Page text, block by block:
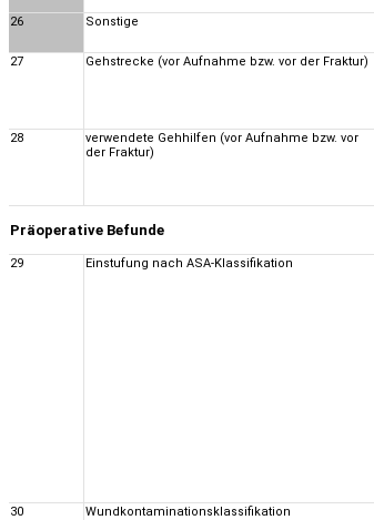
26 Sonstige
27 Gehstrecke (vor Aufnahme bzw. vor der Fraktur)
28
verwendete Gehhilfen (vor Aufnahme bzw. vor
der Fraktur)
Präoperative Befunde
29 Einstufung nach ASA-Klassifikation
30
Wundkontaminationsklassifikation